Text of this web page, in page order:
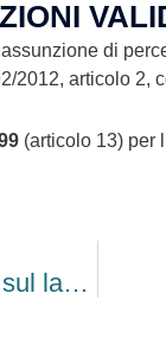
di
2012, articolo 2,
(articolo 13) per
Agricoltura 2026: incentivi fiscali e nuove regole sul lavoro